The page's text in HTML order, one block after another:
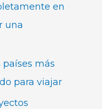
en
una
más
para viajar